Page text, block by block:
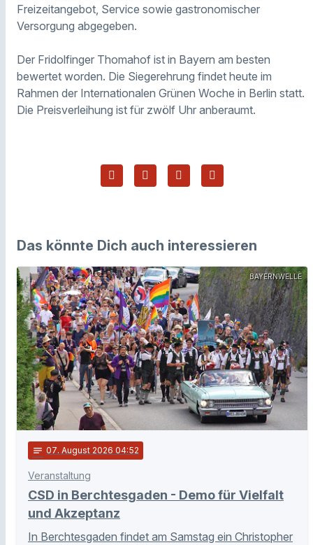
Freizeitangebot, Service sowie gastronomischer
Versorgung abgegeben.
Der Fridolfinger Thomahof ist in Bayern am besten
bewertet worden. Die Siegerehrung findet heute im
Rahmen der Internationalen Grünen Woche in Berlin statt.
Die Preisverleihung ist für zwölf Uhr anberaumt.
Das könnte Dich auch interessieren
BAYERNWELLE
notes 07. August 2026 04:52
Veranstaltung
CSD in Berchtesgaden - Demo für Vielfalt
und Akzeptanz
In Berchtesgaden findet am Samstag ein Christopher